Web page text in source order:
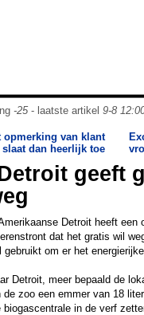
-25- laatste artikel 9-8
opmerking van klant
dan heerlijk toe
geeft
Detroit heeft
dat het gratis wil
gebruikt om er het
Detroit, meer bepaald de
zoo een emmer van 18
biogascentrale in de verf